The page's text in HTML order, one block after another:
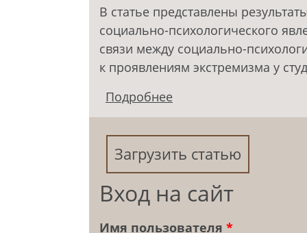
В статье представлены
социально-психологического
связи между социально-
к проявлениям экстремизма у
Подробнее
ПСИХОЛОГИЧЕСКИЕ
ШКОЛЬНИКОВ
Загрузить статью
Вход на сайт
Имя пользователя *